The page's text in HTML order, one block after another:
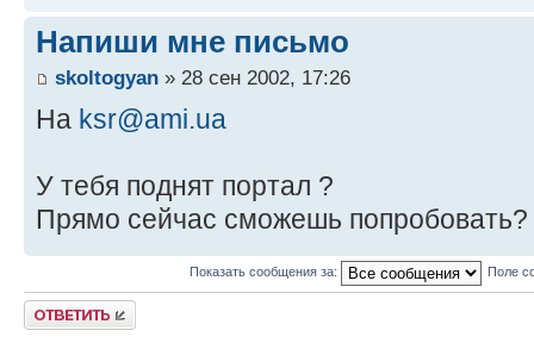
Напиши мне письмо
skoltogyan » 28 сен 2002, 17:26
На ksr@ami.ua
У тебя поднят портал ?
Прямо сейчас сможешь попробовать?
Показать сообщения за: Поле
Ответить